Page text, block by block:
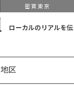
密買東京
ローカルのリアルを
区